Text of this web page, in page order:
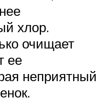
хлор.
очищает
ее
неприятный